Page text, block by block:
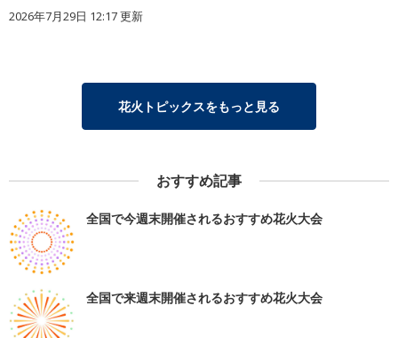
2026年7月29日 12:17 更新
花火トピックスをもっと見る
おすすめ記事
全国で今週末開催されるおすすめ花火大会
全国で来週末開催されるおすすめ花火大会